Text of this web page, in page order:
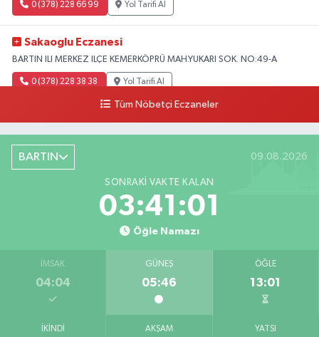
0 (378) 228 66 99 Yol Tarifi Al
Sakaoglu Eczanesi
BARTIN ILI MERKEZ ILÇE KEMERKÖPRÜ MAH.YUKARI SOK. NO:49-A
0 (378) 228 38 38 Yol Tarifi Al
Tüm Nöbetçi Eczaneler
BARTIN 09.08.2026
SONRAKI VAKTE KALAN
03:41:00
Öğle Namazı
İMSAK
04:04
GÜNEŞ
05:46
ÖĞLE
13:01
İKINDI AKŞAM YATSI